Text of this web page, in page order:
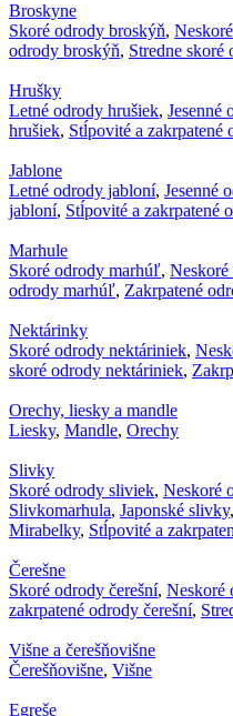
Broskyne
Skoré odrody broskýň,
odrody broskýň, Stredne skoré
Hrušky
Letné odrody hrušiek, Jesenné
hrušiek, Stĺpovité a zakrpatené
Jablone
Letné odrody jabloní, Jesenné
jabloní, Stĺpovité a zakrpatené
Marhule
Skoré odrody marhúľ,
odrody marhúľ, Zakrpatené
Nektárinky
Skoré odrody nektáriniek,
skoré odrody nektáriniek,
Orechy, liesky a mandle
Liesky, Mandle, Orechy
Slivky
Skoré odrody sliviek, Neskoré
Slivkomarhula, Japonské slivky,
Mirabelky, Stĺpovité a
Čerešne
Skoré odrody čerešní, Neskoré
zakrpatené odrody čerešní,
Višne a čerešňovišne
Čerešňovišne, Višne
Egreše